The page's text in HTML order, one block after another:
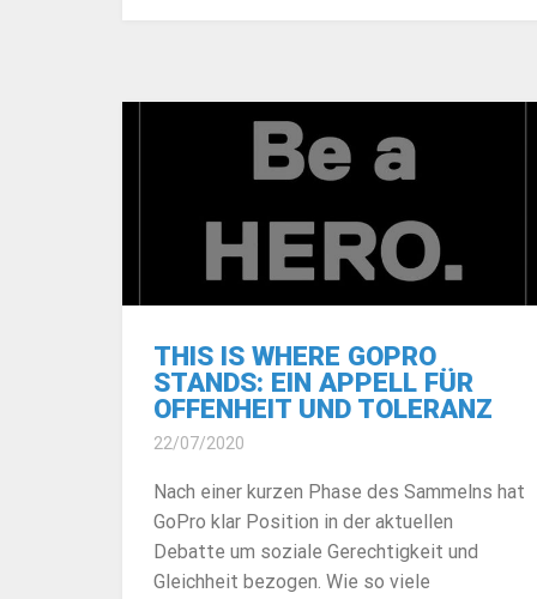
THIS IS WHERE GOPRO
STANDS: EIN APPELL FÜR
OFFENHEIT UND TOLERANZ
22/07/2020
Nach einer kurzen Phase des Sammelns hat
GoPro klar Position in der aktuellen
Debatte um soziale Gerechtigkeit und
Gleichheit bezogen. Wie so viele